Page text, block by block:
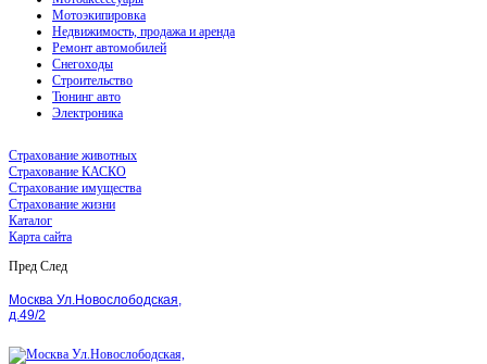
Мотоэкипировка
Недвижимость, продажа и аренда
Ремонт автомобилей
Снегоходы
Строительство
Тюнинг авто
Электроника
Страхование животных
Страхование КАСКО
Страхование имущества
Страхование жизни
Каталог
Карта сайта
Пред След
Москва Ул.Новослободская,
д.49/2